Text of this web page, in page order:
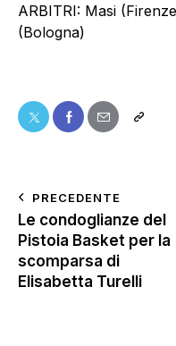
ARBITRI: Masi
(Bologna)
PRECEDENTE
Le condoglianze del
Pistoia Basket per la
scomparsa di
Elisabetta Turelli